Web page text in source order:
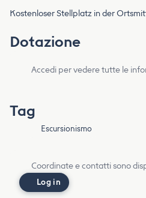
Kostenloser Stellplatz in der
Dotazione
Accedi per vedere tutte le
Tag
Escursionismo
Coordinate e contatti sono
Log in